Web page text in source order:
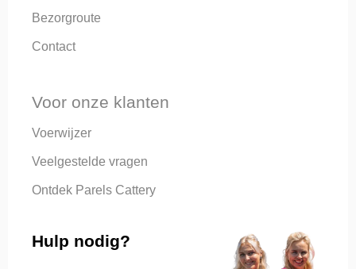
Bezorgroute
Contact
Voor onze klanten
Voerwijzer
Veelgestelde vragen
Ontdek Parels Cattery
Hulp nodig?